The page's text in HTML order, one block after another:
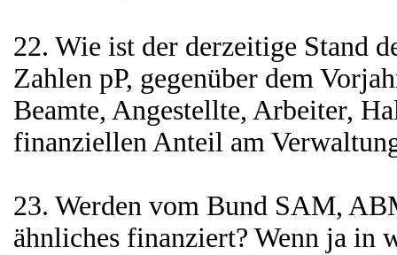
22. Wie ist der derzeitige Stand
Zahlen pP, gegenüber dem
Beamte, Angestellte, Arbeiter,
finanziellen Anteil am
23. Werden vom Bund SAM,
ähnliches finanziert? Wenn ja in